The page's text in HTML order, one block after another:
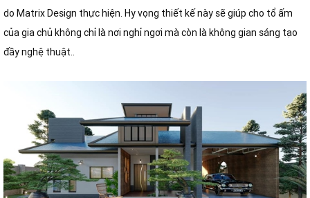
do Matrix Design thực hiện. Hy vọng thiết kế này sẽ giúp cho tổ ấm
của gia chủ không chỉ là nơi nghỉ ngơi mà còn là không gian sáng tạo
đầy nghệ thuật..